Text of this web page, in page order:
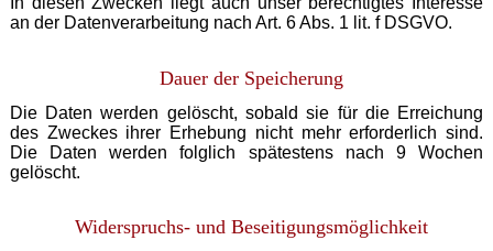
an der Datenverarbeitung nach Art. 6 Abs. 1 lit. f DSGVO.
Dauer der Speicherung
Die Daten werden gelöscht, sobald sie für die Erreichung
des Zweckes ihrer Erhebung nicht mehr erforderlich sind.
Die Daten werden folglich spätestens nach 9 Wochen
gelöscht.
Widerspruchs- und Beseitigungsmöglichkeit